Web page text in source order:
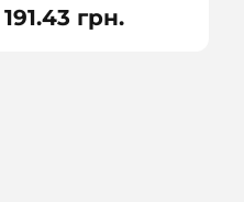
191.43 грн.